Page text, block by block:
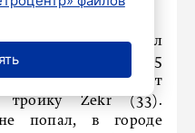
108.
стал
было продано 55
в списке занимает
тройку Zekr (33).
попал, в городе